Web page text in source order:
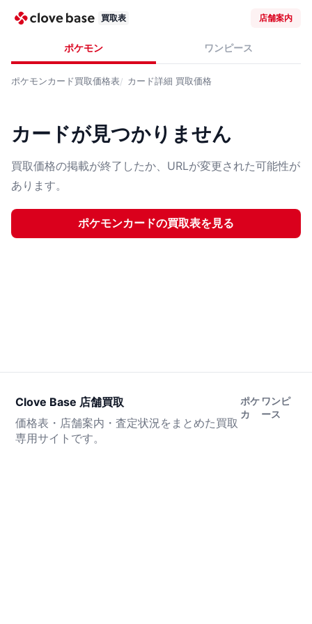
買取表 店舗案内
ポケモン ワンピース
ポケモンカード買取価格表 カード詳細 買取価格
カードが見つかりません
買取価格の掲載が終了したか、URLが変更された可能性が
あります。
ポケモンカードの買取表を見る
Clove Base 店舗買取
価格表・店舗案内・査定状況をまとめた買取
専用サイトです。
ポケ
カ
ワンピ
ース